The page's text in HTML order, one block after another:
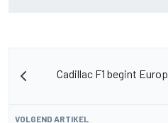
Cadillac F1 begint
VOLGEND ARTIKEL